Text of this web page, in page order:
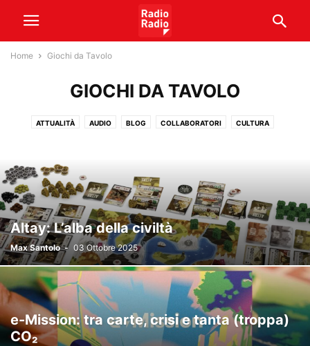
Home Giochi da Tavolo
GIOCHI DA TAVOLO
ATTUALITÀ AUDIO BLOG COLLABORATORI CULTURA
Altay: L’alba della civiltà
Max Santolo - 03 Ottobre 2025
e-Mission: tra carte, crisi e tanta (troppa)
CO₂